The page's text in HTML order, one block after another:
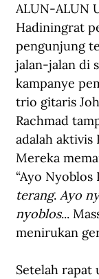
ALUN-ALUN
Hadiningrat
pengunjung
jalan-jalan di
kampanye
trio gitaris
Rachmad
adalah aktivis
Mereka
“Ayo Nyoblos
terang. Ayo
nyoblos...
menirukan
Setelah rapat